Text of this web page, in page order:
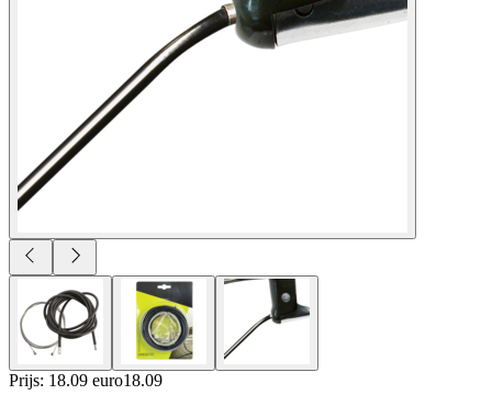
Prijs: 18.09 euro18.09